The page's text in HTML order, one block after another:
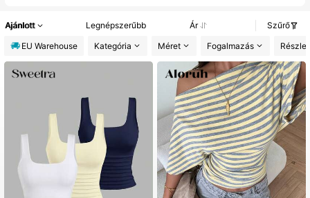
Ajánlott Legnépszerűbb Ár
Szűrő
EU Warehouse
Kategória Méret Fogalmazás